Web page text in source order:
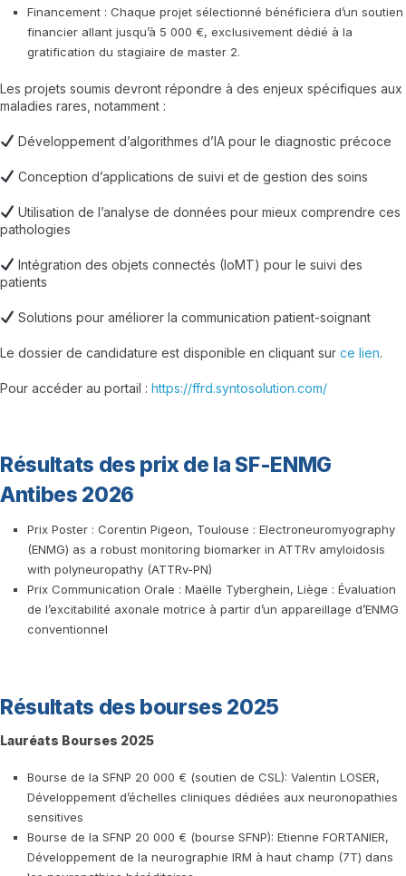
Financement : Chaque projet sélectionné bénéficiera d’un soutien
financier allant jusqu’à 5 000 €, exclusivement dédié à la
gratification du stagiaire de master 2.
Les projets soumis devront répondre à des enjeux spécifiques aux
maladies rares, notamment :
Développement d’algorithmes d’IA pour le diagnostic précoce
Conception d’applications de suivi et de gestion des soins
Utilisation de l’analyse de données pour mieux comprendre ces
pathologies
Intégration des objets connectés (IoMT) pour le suivi des
patients
Solutions pour améliorer la communication patient-soignant
Le dossier de candidature est disponible en cliquant sur ce lien.
Pour accéder au portail : https://ffrd.syntosolution.com/
Résultats des prix de la SF-ENMG
Antibes 2026
Prix Poster : Corentin Pigeon, Toulouse : Electroneuromyography
(ENMG) as a robust monitoring biomarker in ATTRv amyloidosis
with polyneuropathy (ATTRv-PN)
Prix Communication Orale : Maëlle Tyberghein, Liège : Évaluation
de l’excitabilité axonale motrice à partir d’un appareillage d’ENMG
conventionnel
Résultats des bourses 2025
Lauréats Bourses 2025
Bourse de la SFNP 20 000 € (soutien de CSL): Valentin LOSER,
Développement d’échelles cliniques dédiées aux neuronopathies
sensitives
Bourse de la SFNP 20 000 € (bourse SFNP): Etienne FORTANIER,
Développement de la neurographie IRM à haut champ (7T) dans